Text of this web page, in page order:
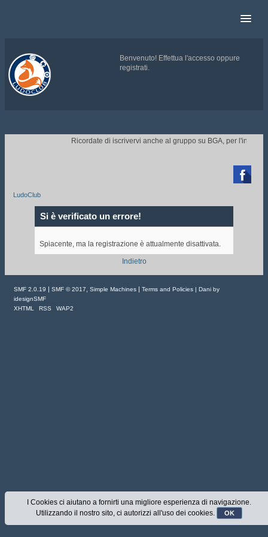
Benvenuto! Effettua l'accesso oppure
registrati.
.
Ricordate di iscrivervi anche al gruppo su BGA, per l'invito

LudoClub
Si è verificato un errore!
Spiacente, ma la registrazione è attualmente disattivata.
Indietro
SMF 2.0.19 | SMF © 2017 Simple Machines | Terms and Policies | Dani by
idesignSMF
XHTML
RSS WAP2
I Cookies ci aiutano a fornirti una migliore esperienza di navigazione.
Utilizzando il nostro sito, ci autorizzi all'uso dei cookies.
OK